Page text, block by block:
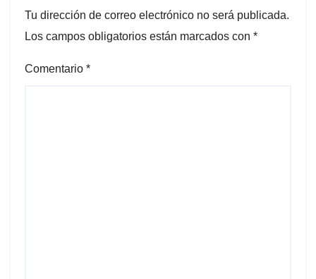
Tu dirección de correo electrónico no será publicada.
Los campos obligatorios están marcados con *
Comentario *